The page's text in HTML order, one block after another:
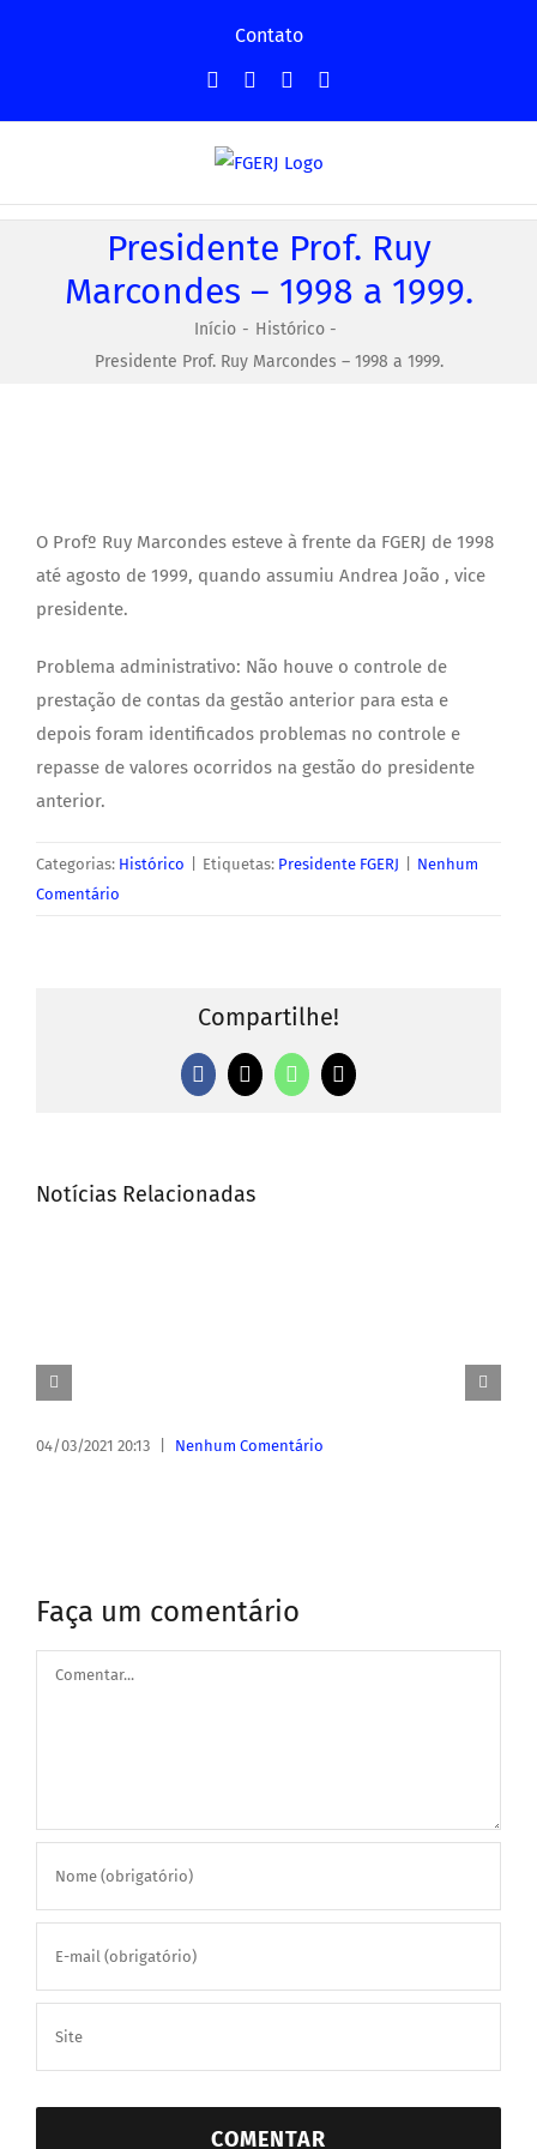
conteúdo
Contato
FacebookInstagramYouTube
Grupo
Presidente Prof. Ruy
Marcondes – 1998 a 1999.
Início
Histórico
Presidente Prof. Ruy Marcondes – 1998 a 1999.
O Profº Ruy Marcondes esteve à frente da FGERJ de 1998
até agosto de 1999, quando assumiu Andrea João , vice
presidente.
Problema administrativo: Não houve o controle de
prestação de contas da gestão anterior para esta e
depois foram identificados problemas no controle e
repasse de valores ocorridos na gestão do presidente
anterior.
Categorias: Histórico Etiquetas: Presidente FGERJ
Nenhum
Comentário
Compartilhe!
Facebook
X WhatsApp
E-
Notícias Relacionadas
04/03/2021 20:13 Nenhum Comentário
Faça um comentário
Comentar